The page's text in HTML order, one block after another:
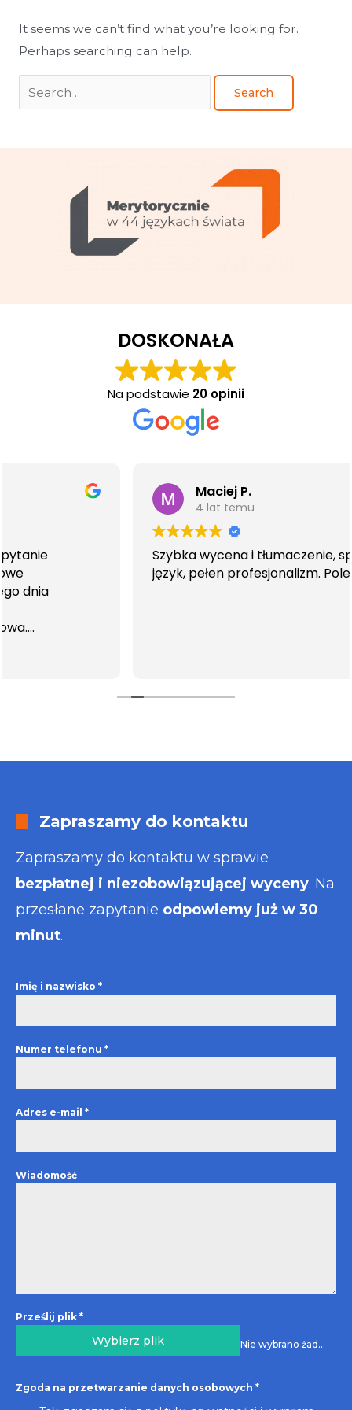
It seems we can’t find what you’re looking for.
Perhaps searching can help.
DOSKONAŁA
Na podstawie 20 opinii
Maciej P.
4 lat temu
Szybka wycena i tłumaczenie,
język, pełen profesjonalizm. Polecam!
Zapraszamy do kontaktu
Zapraszamy do kontaktu w sprawie
bezpłatnej i niezobowiązującej wyceny. Na
przesłane zapytanie odpowiemy już w 30
minut.
Imię i nazwisko *
Numer telefonu *
Adres e-mail *
Wiadomość
Prześlij plik *
Wybierz plik Nie wybrano żadnego pliku
Zgoda na przetwarzanie danych osobowych *